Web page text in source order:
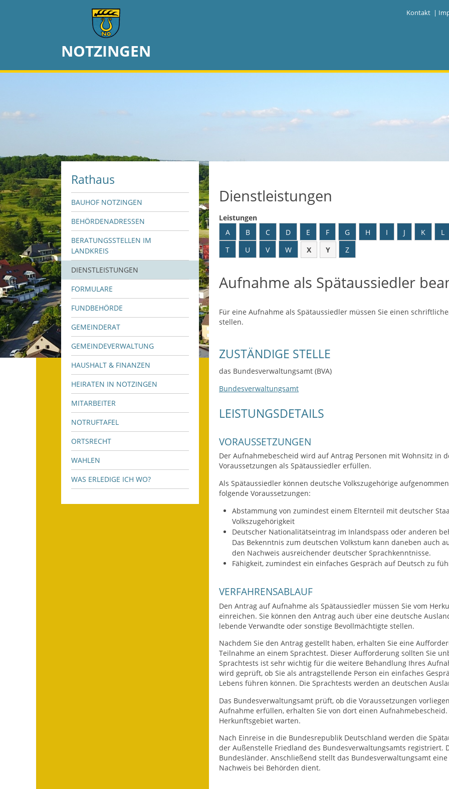
Kontakt |
NOTZINGEN
Rathaus
BAUHOF NOTZINGEN
BEHÖRDENADRESSEN
BERATUNGSSTELLEN IM
LANDKREIS
DIENSTLEISTUNGEN
FORMULARE
FUNDBEHÖRDE
GEMEINDERAT
GEMEINDEVERWALTUNG
HAUSHALT & FINANZEN
HEIRATEN IN NOTZINGEN
MITARBEITER
NOTRUFTAFEL
ORTSRECHT
WAHLEN
WAS ERLEDIGE ICH WO?
Dienstleistungen
Leistungen
A
B C D E F G H I J K L
T
U V W X Y Z
Aufnahme als Spätaussiedler
Für eine Aufnahme als Spätaussiedler müssen Sie einen
stellen.
ZUSTÄNDIGE STELLE
das Bundesverwaltungsamt (BVA)
Bundesverwaltungsamt
LEISTUNGSDETAILS
VORAUSSETZUNGEN
Der Aufnahmebescheid wird auf Antrag Personen mit Wohnsitz in
Voraussetzungen als Spätaussiedler erfüllen.
Als Spätaussiedler können deutsche Volkszugehörige
folgende Voraussetzungen:
Abstammung von zumindest einem Elternteil mit deutscher
Volkszugehörigkeit
Deutscher Nationalitätseintrag im Inlandspass oder anderen
Das Bekenntnis zum deutschen Volkstum kann daneben auch
den Nachweis ausreichender deutscher Sprachkenntnisse.
Fähigkeit, zumindest ein einfaches Gespräch auf Deutsch zu
VERFAHRENSABLAUF
Den Antrag auf Aufnahme als Spätaussiedler müssen Sie vom
einreichen. Sie können den Antrag auch über eine deutsche
lebende Verwandte oder sonstige Bevollmächtigte stellen.
Nachdem Sie den Antrag gestellt haben, erhalten Sie eine
Teilnahme an einem Sprachtest. Dieser Aufforderung sollten Sie
Sprachtests ist sehr wichtig für die weitere Behandlung Ihres
wird geprüft, ob Sie als antragstellende Person ein einfaches
Lebens führen können. Die Sprachtests werden an deutschen
Das Bundesverwaltungsamt prüft, ob die Voraussetzungen
Aufnahme erfüllen, erhalten Sie von dort einen
Herkunftsgebiet warten.
Nach Einreise in die Bundesrepublik Deutschland werden die
der Außenstelle Friedland des Bundesverwaltungsamts registriert.
Bundesländer. Anschließend stellt das Bundesverwaltungsamt
Nachweis bei Behörden dient.